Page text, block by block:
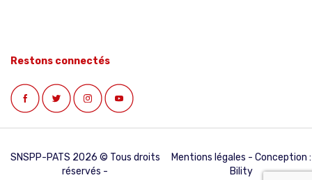
Restons connectés
SNSPP-PATS 2026 © Tous droits
réservés -
Mentions légales - Conception :
Bility